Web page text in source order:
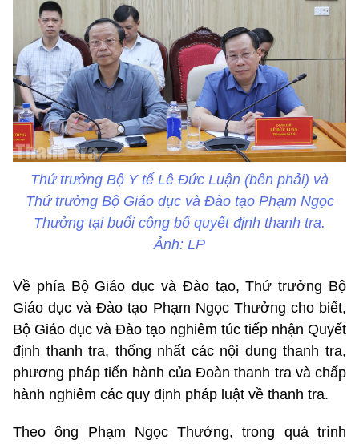
Thứ trưởng Bộ Y tế Lê Đức Luận (bên phải) và
Thứ trưởng Bộ Giáo dục và Đào tạo Phạm Ngọc
Thưởng tại buổi công bố quyết định thanh tra.
Ảnh: LP
Về phía Bộ Giáo dục và Đào tạo, Thứ trưởng Bộ
Giáo dục và Đào tạo Phạm Ngọc Thưởng cho biết,
Bộ Giáo dục và Đào tạo nghiêm túc tiếp nhận Quyết
định thanh tra, thống nhất các nội dung thanh tra,
phương pháp tiến hành của Đoàn thanh tra và chấp
hành nghiêm các quy định pháp luật về thanh tra.
Theo ông Phạm Ngọc Thưởng, trong quá trình